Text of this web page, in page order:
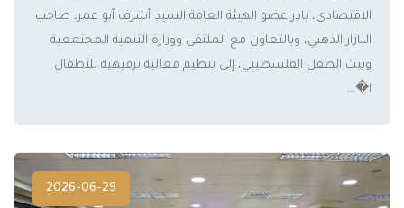
الاقتصادي، بادر عضو الهيئة العامة السيد أشرف أبو عمر، صاحب
البازار الذهبي، وبالتعاون مع الملتقى ووزارة التنمية المجتمعية
وبيت الطفل الفلسطيني، إلى تنظيم فعالية ترفيهية للأطفال
ا�...
2026-06-29